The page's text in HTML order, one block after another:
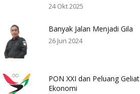
24 Okt 2025
Banyak Jalan Menjadi Gila
26 Jun 2024
PON XXI dan Peluang Geliat
Ekonomi